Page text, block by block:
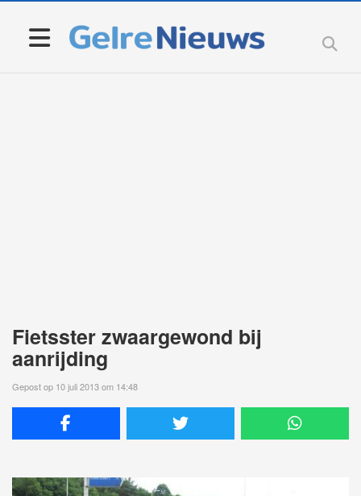
Fietsster zwaargewond bij
aanrijding
Gepost op 10 juli 2013 om 14:48